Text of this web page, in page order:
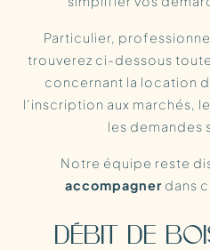
Particulier,
trouverez ci-dessous
concernant la location
l’inscription aux marchés,
les demandes
Notre équipe reste
accompagner dans
DÉBIT DE